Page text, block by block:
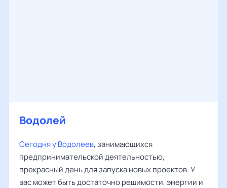
Водолей
Сегодня у Водолеев, занимающихся
предпринимательской деятельностью,
прекрасный день для запуска новых проектов. У
вас может быть достаточно решимости, энергии и